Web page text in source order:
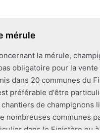
mérule
la mérule,
obligatoire pour la vente
dans 20 communes du
préférable d'être
de champignons
nombreuses communes
dans le Finistère ou à